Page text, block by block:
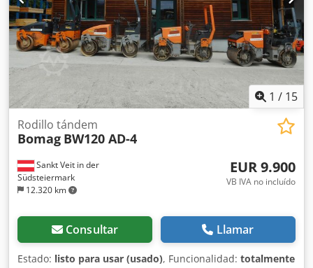
1 / 15
Sankt Veit in der
Südsteiermark
12.320 km
Rodillo tándem
Bomag BW120 AD-4
EUR 9.900
VB IVA no incluído
Consultar Llamar
Estado: listo para usar (usado), Funcionalidad: totalmente